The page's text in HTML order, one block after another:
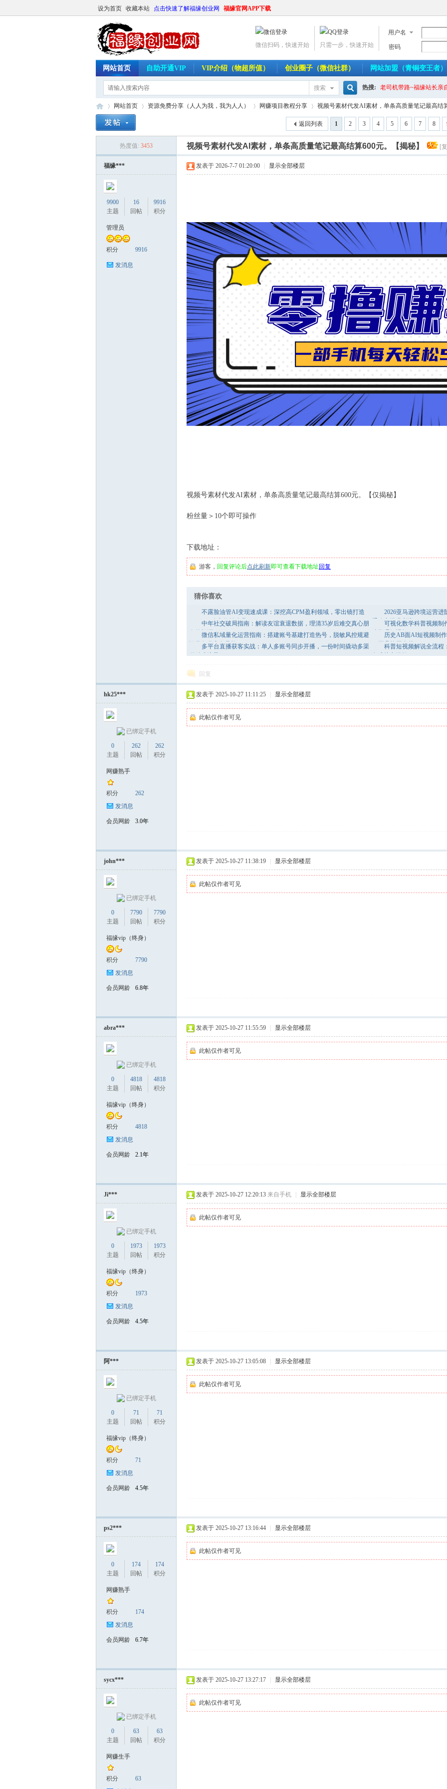
设为首页 收藏本站 点击快速了解福缘创业网 福缘官网APP下载
用户名
密码
只需一步，快速开始
微信扫码，快速开始
网站首页 自助开通VIP VIP介绍（物超所值） 创业圈子（微信社群） 网站加盟（青铜变王者）
搜索
搜
索
热搜: 老司机带路~福缘站长亲
网站首页
›
资源免费分享（人人为我，我为人人）
›
网赚项目教程分享
›
视频号素材代发AI素材，单条高质量笔记最高结
1 2 3 4 5 6 7 8
返回列表
热度值: 3453 视频号素材代发AI素材，单条高质量笔记最高结算600元。【揭秘】 [
福缘***
9900
主题
16
回帖
9916
积分
管理员
积分 9916
发消息
发表于 2026-7-7 01:20:00 显示全部楼层
视频号素材代发AI素材，单条高质量笔记最高结算600元。【仅揭秘】
粉丝量＞10个即可操作
下载地址：
游客， 回复评论后点此刷新即可查看下载地址 回复
猜你喜欢
不露脸油管AI变现速成课：深挖高CPM盈利领域，零出镜打造
YouTube稳定收益账号
2026亚马逊跨境运营
系稳定提升利润
中年社交破局指南：解读友谊衰退数据，理清35岁后难交真心朋
友的根源
可视化数学科普视频制
味数理短视频
微信私域量化运营指南：搭建账号基建打造热号，脱敏风控规避
运营各类高危风险
历史AB面AI短视频制
AI工具协同出片
多平台直播获客实战：单人多账号同步开播，一份时间撬动多渠
道精准流量
科普短视频解说全流程
套成片实操教程
回复
hk25***
已绑定手机
0
主题
262
回帖
262
积分
网赚熟手
积分
262
发消息
会员网龄 3.0年
发表于 2025-10-27 11:11:25 显示全部楼层
此帖仅作者可见
john***
已绑定手机
0
主题
7790
回帖
7790
积分
福缘vip（终身）
积分
7790
发消息
会员网龄 6.8年
发表于 2025-10-27 11:38:19 显示全部楼层
此帖仅作者可见
abra***
已绑定手机
0
主题
4818
回帖
4818
积分
福缘vip（终身）
积分
4818
发消息
会员网龄 2.1年
发表于 2025-10-27 11:55:59 显示全部楼层
此帖仅作者可见
Ji***
已绑定手机
0
主题
1973
回帖
1973
积分
福缘vip（终身）
积分
1973
发消息
会员网龄 4.5年
发表于 2025-10-27 12:20:13 来自手机 显示全部楼层
此帖仅作者可见
阿***
已绑定手机
0
主题
71
回帖
71
积分
福缘vip（终身）
积分
71
发消息
会员网龄 4.5年
发表于 2025-10-27 13:05:08 显示全部楼层
此帖仅作者可见
ps2***
0
主题
174
回帖
174
积分
网赚熟手
积分
174
发消息
会员网龄 6.7年
发表于 2025-10-27 13:16:44 显示全部楼层
此帖仅作者可见
sycx***
已绑定手机
0
主题
63
回帖
63
积分
网赚生手
积分
63
发表于 2025-10-27 13:27:17 显示全部楼层
此帖仅作者可见